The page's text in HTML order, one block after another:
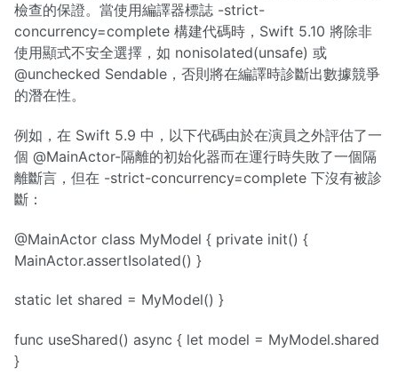
檢查的保證。當使用編譯器標誌 -strict-
concurrency=complete 構建代碼時，Swift 5.10 將除非
使用顯式不安全選擇，如 nonisolated(unsafe) 或
@unchecked Sendable，否則將在編譯時診斷出數據競爭
的潛在性。
例如，在 Swift 5.9 中，以下代碼由於在演員之外評估了一
個 @MainActor-隔離的初始化器而在運行時失敗了一個隔
離斷言，但在 -strict-concurrency=complete 下沒有被診
斷：
@MainActor class MyModel { private init() {
MainActor.assertIsolated() }
static let shared = MyModel() }
func useShared() async { let model = MyModel.shared
}